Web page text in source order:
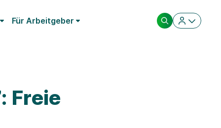
Für Arbeitgeber
Freie